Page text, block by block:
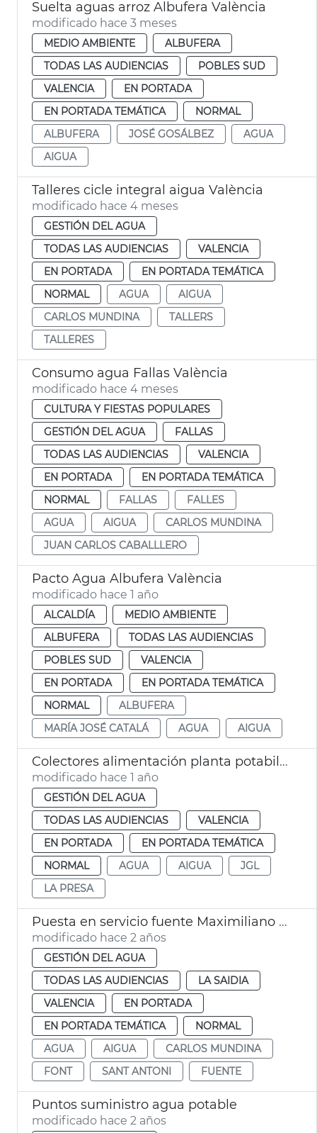
Suelta aguas arroz Albufera València
modificado hace 3 meses
MEDIO AMBIENTE
ALBUFERA
TODAS LAS AUDIENCIAS
POBLES SUD
VALENCIA
EN PORTADA
EN PORTADA TEMÁTICA
NORMAL
ALBUFERA
JOSÉ GOSÁLBEZ
AGUA
AIGUA
Talleres cicle integral aigua València
modificado hace 4 meses
GESTIÓN DEL AGUA
TODAS LAS AUDIENCIAS
VALENCIA
EN PORTADA
EN PORTADA TEMÁTICA
NORMAL
AGUA
AIGUA
CARLOS MUNDINA
TALLERS
TALLERES
Consumo agua Fallas València
modificado hace 4 meses
CULTURA Y FIESTAS POPULARES
GESTIÓN DEL AGUA
FALLAS
TODAS LAS AUDIENCIAS
VALENCIA
EN PORTADA
EN PORTADA TEMÁTICA
NORMAL
FALLAS
FALLES
AGUA
AIGUA
CARLOS MUNDINA
JUAN CARLOS CABALLLERO
Pacto Agua Albufera València
modificado hace 1 año
ALCALDÍA
MEDIO AMBIENTE
ALBUFERA
TODAS LAS AUDIENCIAS
POBLES SUD
VALENCIA
EN PORTADA
EN PORTADA TEMÁTICA
NORMAL
ALBUFERA
MARÍA JOSÉ CATALÁ
AGUA AIGUA
Colectores alimentación planta potabilizadora de La Presa
modificado hace 1 año
GESTIÓN DEL AGUA
TODAS LAS AUDIENCIAS
VALENCIA
EN PORTADA
EN PORTADA TEMÁTICA
NORMAL
AGUA AIGUA
JGL
LA PRESA
Puesta en servicio fuente Maximiliano Thous
modificado hace 2 años
GESTIÓN DEL AGUA
TODAS LAS AUDIENCIAS
LA SAIDIA
VALENCIA
EN PORTADA
EN PORTADA TEMÁTICA
NORMAL
AGUA
AIGUA
CARLOS MUNDINA
FONT
SANT ANTONI FUENTE
Puntos suministro agua potable
modificado hace 2 años